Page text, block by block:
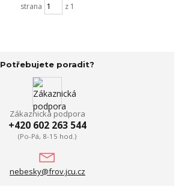
strana z 1
Potřebujete poradit?
Zákaznická podpora
+420 602 263 544
(Po-Pá, 8-15 hod.)
nebesky@frov.jcu.cz